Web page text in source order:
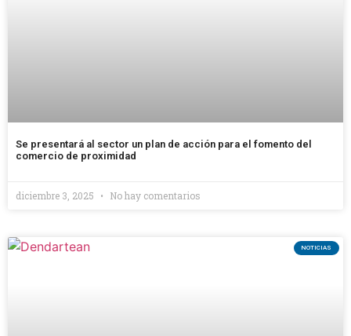
Se presentará al sector un plan de acción para el fomento del
comercio de proximidad
diciembre 3, 2025 No hay comentarios
NOTICIAS